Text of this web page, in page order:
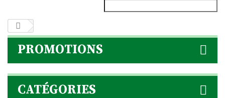
PROMOTIONS
CATÉGORIES